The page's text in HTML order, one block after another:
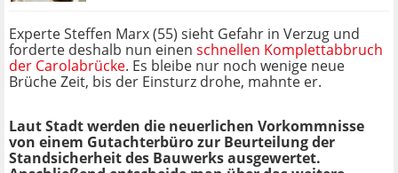
Experte Steffen Marx (55) sieht Gefahr in Verzug und
forderte deshalb nun einen schnellen Komplettabbruch
der Carolabrücke. Es bleibe nur noch wenige neue
Brüche Zeit, bis der Einsturz drohe, mahnte er.
Laut Stadt werden die neuerlichen Vorkommnisse
von einem Gutachterbüro zur Beurteilung der
Standsicherheit des Bauwerks ausgewertet.